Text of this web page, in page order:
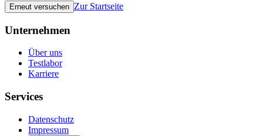
Erneut versuchen Zur Startseite
Unternehmen
Über uns
Testlabor
Karriere
Services
Datenschutz
Impressum